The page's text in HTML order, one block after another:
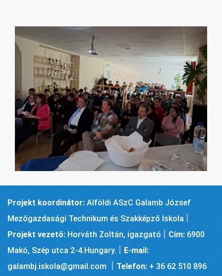
Projekt koordinátor: Alföldi ASzC Galamb József
Mezőgazdasági Technikum és Szakképző Iskola |
Projekt vezető: Horváth Zoltán, igazgató | Cím: 6900
Makó, Szép utca 2-4.Hungary. | E-mail:
galambj.iskola@gmail.com
| Telefon: + 36 62 510 896